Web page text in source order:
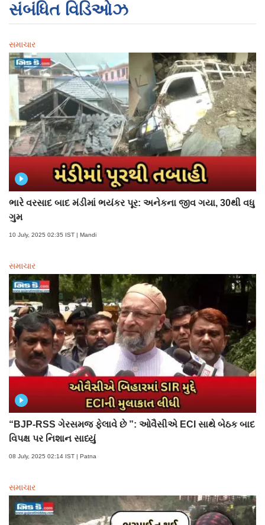
સંબંધિત વિડિઓઝ
સમાચાર
ભારે વરસાદ બાદ મંડીમાં ભયંકર પૂર: અનેકના જીવ ગયા, 30થી વધુ
ગુમ
10 July, 2025 02:35 IST | Mandi
સમાચાર
“BJP-RSS ગેરસમજ ફેલાવે છે ”: ઓવૈસીએ ECI સાથે બેઠક બાદ
વિપક્ષ પર નિશાન સાધ્યું
08 July, 2025 02:14 IST | Patna
સમાચાર